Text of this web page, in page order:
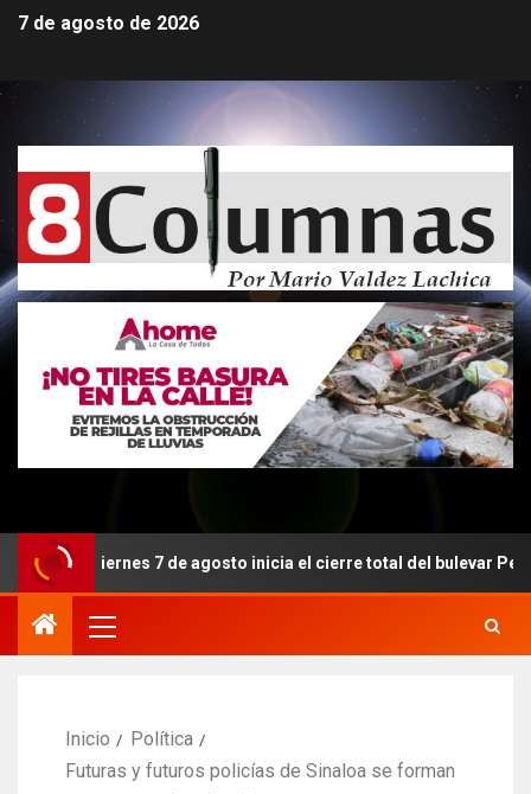
7 de agosto de 2026
viernes 7 de agosto inicia el cierre total del bulevar Pedro Infante
Inicio
Política
Futuras y futuros policías de Sinaloa se forman